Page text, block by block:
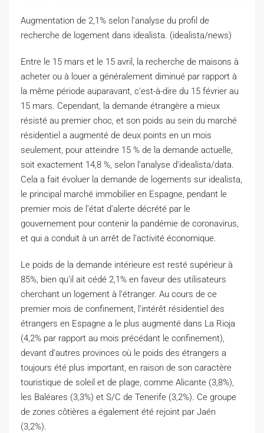
Augmentation de 2,1% selon l’analyse du profil de
recherche de logement dans idealista. (idealista/news)
Entre le 15 mars et le 15 avril, la recherche de maisons à
acheter ou à louer a généralement diminué par rapport à
la même période auparavant, c’est-à-dire du 15 février au
15 mars. Cependant, la demande étrangère a mieux
résisté au premier choc, et son poids au sein du marché
résidentiel a augmenté de deux points en un mois
seulement, pour atteindre 15 % de la demande actuelle,
soit exactement 14,8 %, selon l’analyse d’idealista/data.
Cela a fait évoluer la demande de logements sur idealista,
le principal marché immobilier en Espagne, pendant le
premier mois de l’état d’alerte décrété par le
gouvernement pour contenir la pandémie de coronavirus,
et qui a conduit à un arrêt de l’activité économique.
Le poids de la demande intérieure est resté supérieur à
85%, bien qu’il ait cédé 2,1% en faveur des utilisateurs
cherchant un logement à l’étranger. Au cours de ce
premier mois de confinement, l’intérêt résidentiel des
étrangers en Espagne a le plus augmenté dans La Rioja
(4,2% par rapport au mois précédant le confinement),
devant d’autres provinces où le poids des étrangers a
toujours été plus important, en raison de son caractère
touristique de soleil et de plage, comme Alicante (3,8%),
les Baléares (3,3%) et S/C de Tenerife (3,2%). Ce groupe
de zones côtières a également été rejoint par Jaén
(3,2%).